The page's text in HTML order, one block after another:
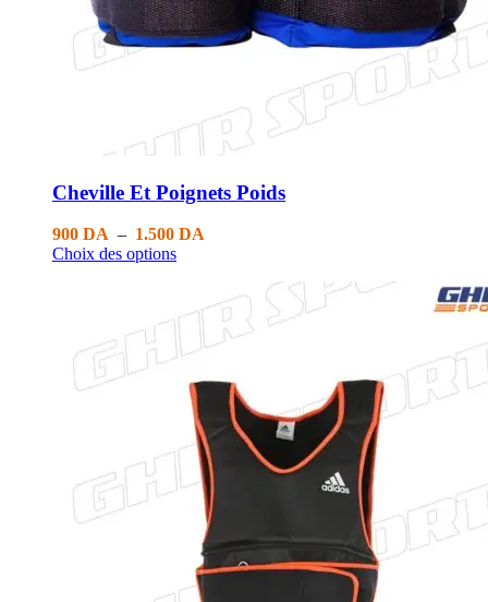
Cheville Et Poignets Poids
900 DA – 1.500 DA
Choix des options